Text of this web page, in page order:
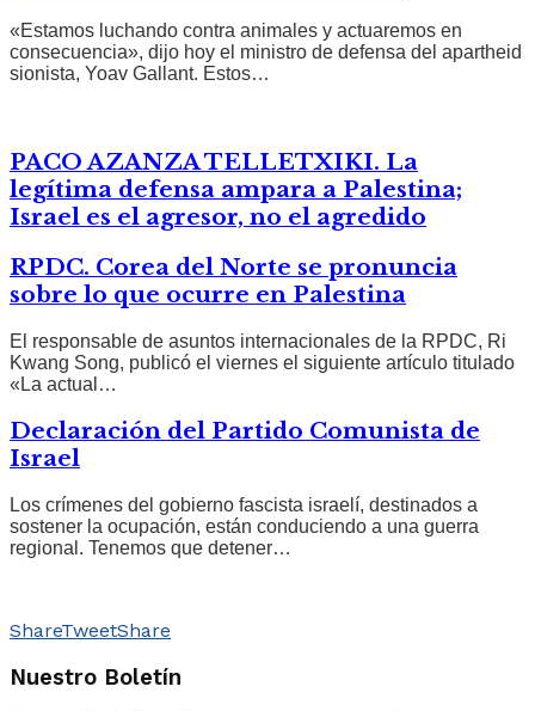
«Estamos luchando contra animales y actuaremos en
consecuencia», dijo hoy el ministro de defensa del apartheid
sionista, Yoav Gallant. Estos…
PACO AZANZA TELLETXIKI. La
legítima defensa ampara a Palestina;
Israel es el agresor, no el agredido
RPDC. Corea del Norte se pronuncia
sobre lo que ocurre en Palestina
El responsable de asuntos internacionales de la RPDC, Ri
Kwang Song, publicó el viernes el siguiente artículo titulado
«La actual…
Declaración del Partido Comunista de
Israel
Los crímenes del gobierno fascista israelí, destinados a
sostener la ocupación, están conduciendo a una guerra
regional. Tenemos que detener…
ShareTweetShare
Nuestro Boletín